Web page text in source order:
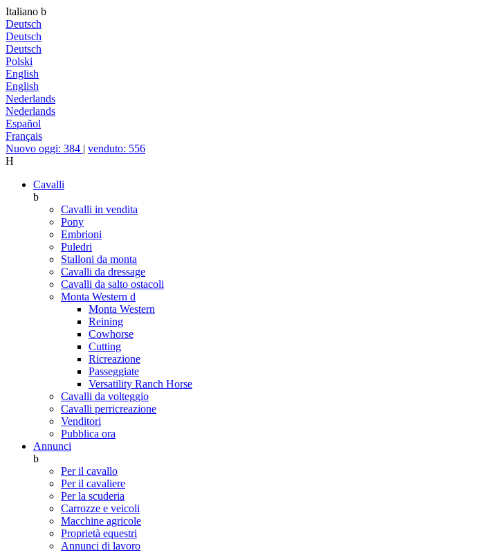
Italiano b
Deutsch
Deutsch
Deutsch
Polski
English
English
Nederlands
Nederlands
Español
Français
Nuovo oggi: 384 | venduto: 556
H
Cavalli
b
Cavalli in vendita
Pony
Embrioni
Puledri
Stalloni da monta
Cavalli da dressage
Cavalli da salto ostacoli
Monta Western d
Monta Western
Reining
Cowhorse
Cutting
Ricreazione
Passeggiate
Versatility Ranch Horse
Cavalli da volteggio
Cavalli perricreazione
Venditori
Pubblica ora
Annunci
b
Per il cavallo
Per il cavaliere
Per la scuderia
Carrozze e veicoli
Macchine agricole
Proprietà equestri
Annunci di lavoro